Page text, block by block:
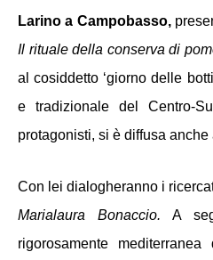
Larino a Campobasso,
Il rituale della conserva di
al cosiddetto ‘giorno delle
e tradizionale del Centro-
protagonisti, si è diffusa anche
Con lei dialogheranno i
Marialaura Bonaccio. A
rigorosamente